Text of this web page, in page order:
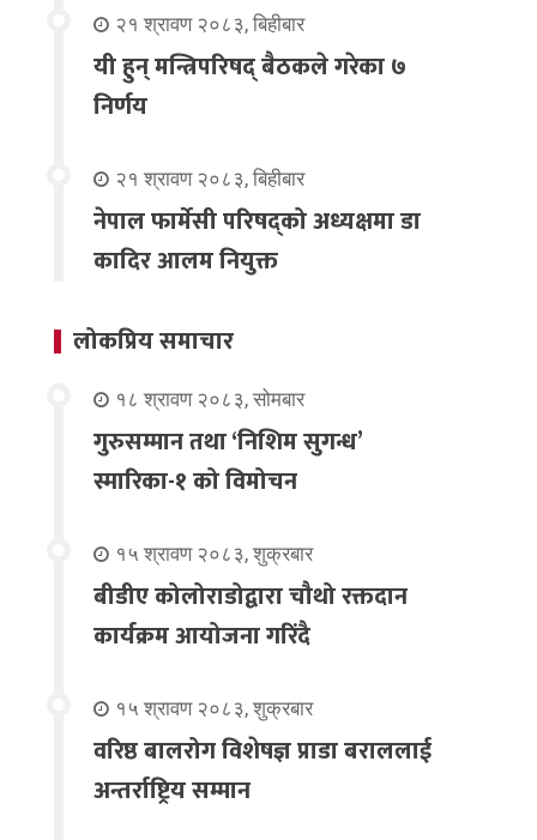
२१ श्रावण २०८३, बिहीबार
यी हुन् मन्त्रिपरिषद् बैठकले गरेका ७
निर्णय
२१ श्रावण २०८३, बिहीबार
नेपाल फार्मेसी परिषद्को अध्यक्षमा डा
कादिर आलम नियुक्त
लोकप्रिय समाचार
१८ श्रावण २०८३, सोमबार
गुरुसम्मान तथा ‘निशिम सुगन्ध’
स्मारिका-१ को विमोचन
१५ श्रावण २०८३, शुक्रबार
बीडीए कोलोराडोद्वारा चौथो रक्तदान
कार्यक्रम आयोजना गरिंदै
१५ श्रावण २०८३, शुक्रबार
वरिष्ठ बालरोग विशेषज्ञ प्राडा बराललाई
अन्तर्राष्ट्रिय सम्मान